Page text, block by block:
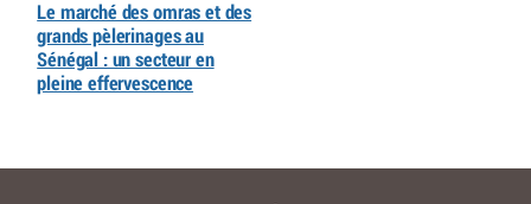
Le marché des omras et des
grands pèlerinages au
Sénégal : un secteur en
pleine effervescence